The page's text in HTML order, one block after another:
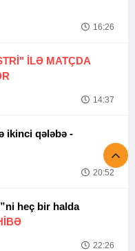
16:26
İLƏ MATÇDA
14:37
Tofiq Musayevdən UFC-də ikinci qələbə -
20:52
heç bir halda
22:26